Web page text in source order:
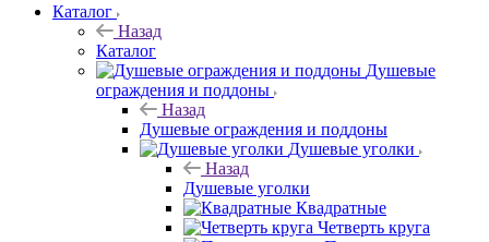
Каталог
Назад
Каталог
Душевые
ограждения и поддоны
Назад
Душевые ограждения и поддоны
Душевые уголки
Назад
Душевые уголки
Квадратные
Четверть круга